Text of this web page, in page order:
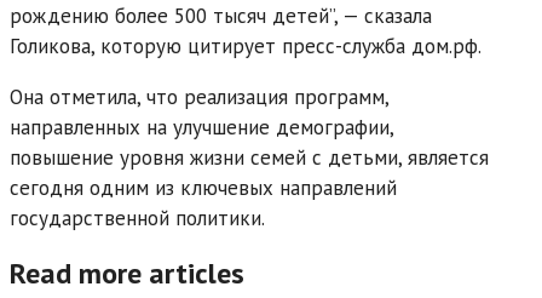
рождению более 500 тысяч детей”, — сказала
Голикова, которую цитирует пресс-служба дом.рф.
Она отметила, что реализация программ,
направленных на улучшение демографии,
повышение уровня жизни семей с детьми, является
сегодня одним из ключевых направлений
государственной политики.
Read more articles